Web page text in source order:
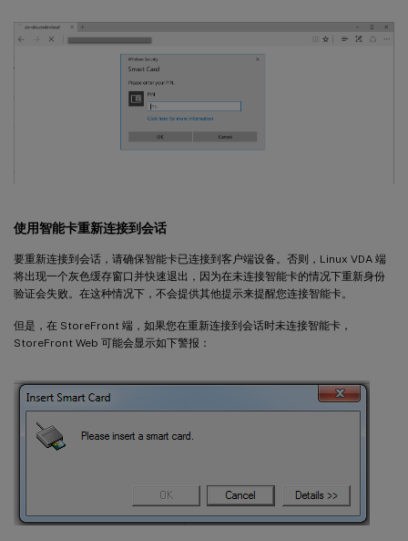
使用智能卡重新连接到会话
要重新连接到会话，请确保智能卡已连接到客户端设备。否则，Linux VDA 端
将出现一个灰色缓存窗口并快速退出，因为在未连接智能卡的情况下重新身份
验证会失败。在这种情况下，不会提供其他提示来提醒您连接智能卡。
但是，在 StoreFront 端，如果您在重新连接到会话时未连接智能卡，
StoreFront Web 可能会显示如下警报：